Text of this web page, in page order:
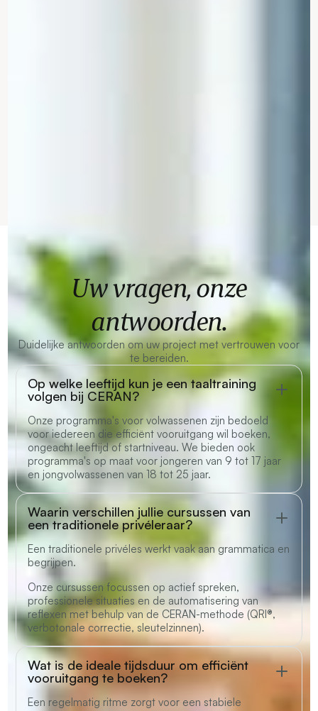
Uw vragen, onze
antwoorden.
Duidelijke antwoorden om uw project met vertrouwen voor
te bereiden.
Op welke leeftijd kun je een taaltraining
volgen bij CERAN?
Onze programma's voor volwassenen zijn bedoeld
voor iedereen die efficiënt vooruitgang wil boeken,
ongeacht leeftijd of startniveau. We bieden ook
programma's op maat voor jongeren van 9 tot 17 jaar
en jongvolwassenen van 18 tot 25 jaar.
Waarin verschillen jullie cursussen van
een traditionele privéleraar?
Een traditionele privéles werkt vaak aan grammatica en
begrijpen.
Onze cursussen focussen op actief spreken,
professionele situaties en de automatisering van
reflexen met behulp van de CERAN-methode (QRI®,
verbotonale correctie, sleutelzinnen).
Wat is de ideale tijdsduur om efficiënt
vooruitgang te boeken?
Een regelmatig ritme zorgt voor een stabiele